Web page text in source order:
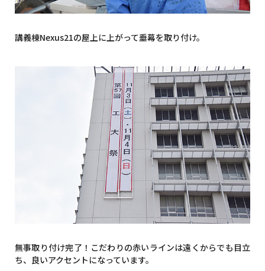
講義棟Nexus21の屋上に上がって垂幕を取り付け。
無事取り付け完了！こだわりの赤いラインは遠くからでも目立
ち、良いアクセントになっています。